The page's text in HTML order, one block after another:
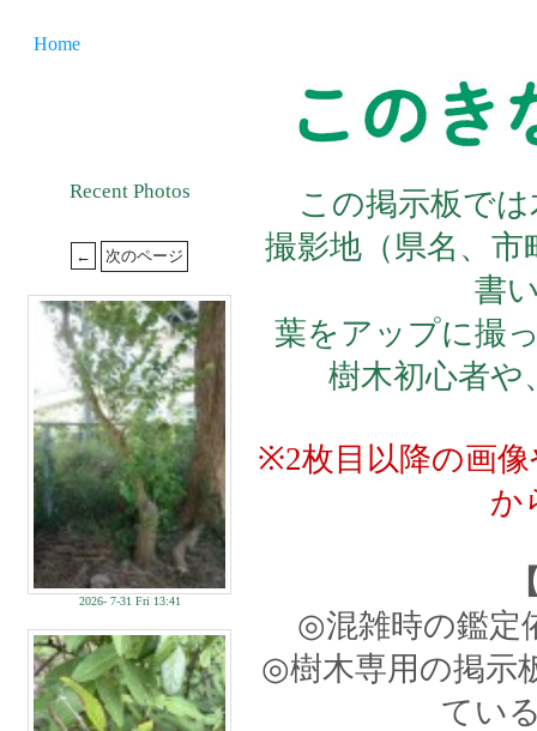
Home
Recent Photos
2026- 7-31 Fri 13:41
この掲示板で
撮影地（県名、
書
葉をアップに撮
樹木初心者や
※2枚目以降の画
か
◎混雑時の鑑定
◎樹木専用の掲示
てい